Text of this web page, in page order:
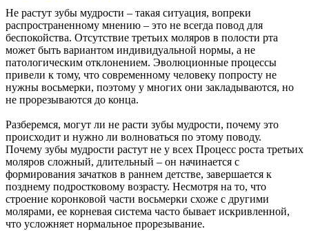
Не растут зубы мудрости – такая ситуация, вопреки
распространенному мнению – это не всегда повод для
беспокойства. Отсутствие третьих моляров в полости рта
может быть вариантом индивидуальной нормы, а не
патологическим отклонением. Эволюционные процессы
привели к тому, что современному человеку попросту не
нужны восьмерки, поэтому у многих они закладываются, но
не прорезываются до конца.
Разберемся, могут ли не расти зубы мудрости, почему это
происходит и нужно ли волноваться по этому поводу.
Почему зубы мудрости растут не у всех Процесс роста третьих
моляров сложный, длительный – он начинается с
формирования зачатков в раннем детстве, завершается к
позднему подростковому возрасту. Несмотря на то, что
строение коронковой части восьмерки схоже с другими
молярами, ее корневая система часто бывает искривленной,
что усложняет нормальное прорезывание.